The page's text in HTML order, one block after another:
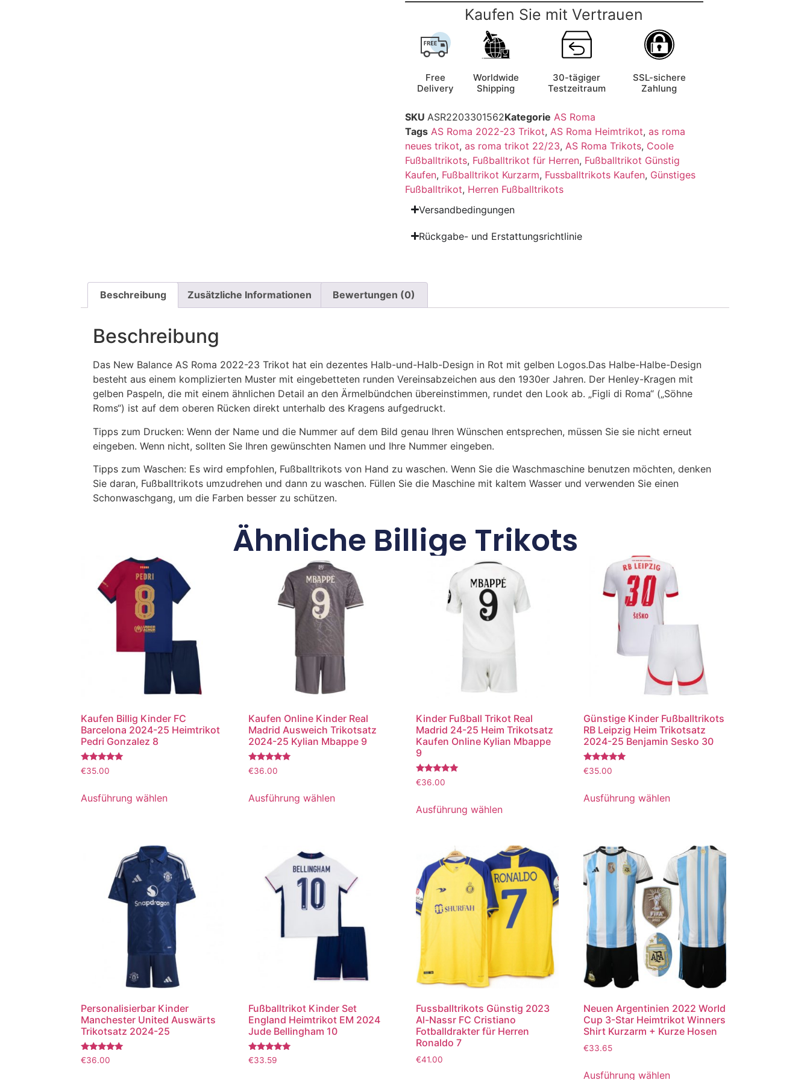
Kaufen Sie mit Vertrauen
Free
Delivery
Worldwide
Shipping
30-tägiger
Testzeitraum
SSL-sichere
Zahlung
SKU ASR2203301562Kategorie AS Roma
Tags AS Roma 2022-23 Trikot, AS Roma Heimtrikot, as roma
neues trikot, as roma trikot 22/23, AS Roma Trikots, Coole
Fußballtrikots, Fußballtrikot für Herren, Fußballtrikot Günstig
Kaufen, Fußballtrikot Kurzarm, Fussballtrikots Kaufen, Günstiges
Fußballtrikot, Herren Fußballtrikots
Versandbedingungen
Rückgabe- und Erstattungsrichtlinie
Beschreibung Zusätzliche Informationen Bewertungen (0)
Beschreibung
Das New Balance AS Roma 2022-23 Trikot hat ein dezentes Halb-und-Halb-Design in Rot mit gelben Logos.Das Halbe-Halbe-Design
besteht aus einem komplizierten Muster mit eingebetteten runden Vereinsabzeichen aus den 1930er Jahren. Der Henley-Kragen mit
gelben Paspeln, die mit einem ähnlichen Detail an den Ärmelbündchen übereinstimmen, rundet den Look ab. „Figli di Roma“ („Söhne
Roms“) ist auf dem oberen Rücken direkt unterhalb des Kragens aufgedruckt.
Tipps zum Drucken: Wenn der Name und die Nummer auf dem Bild genau Ihren Wünschen entsprechen, müssen Sie sie nicht erneut
eingeben. Wenn nicht, sollten Sie Ihren gewünschten Namen und Ihre Nummer eingeben.
Tipps zum Waschen: Es wird empfohlen, Fußballtrikots von Hand zu waschen. Wenn Sie die Waschmaschine benutzen möchten, denken
Sie daran, Fußballtrikots umzudrehen und dann zu waschen. Füllen Sie die Maschine mit kaltem Wasser und verwenden Sie einen
Schonwaschgang, um die Farben besser zu schützen.
Ähnliche Billige Trikots
Kaufen Billig Kinder FC
Barcelona 2024-25 Heimtrikot
Pedri Gonzalez 8
Bewertet
mit
von 5
€35.00
Ausführung wählen
Kaufen Online Kinder Real
Madrid Ausweich Trikotsatz
2024-25 Kylian Mbappe 9
Bewertet
mit
von 5
€36.00
Ausführung wählen
Kinder Fußball Trikot Real
Madrid 24-25 Heim Trikotsatz
Kaufen Online Kylian Mbappe
9
Bewertet
mit
von 5
€36.00
Ausführung wählen
Günstige Kinder Fußballtrikots
RB Leipzig Heim Trikotsatz
2024-25 Benjamin Sesko 30
Bewertet
mit
von 5
€35.00
Ausführung wählen
Personalisierbar Kinder
Manchester United Auswärts
Trikotsatz 2024-25
Bewertet
mit
€36.00
Fußballtrikot Kinder Set
England Heimtrikot EM 2024
Jude Bellingham 10
Bewertet
mit
€33.59
Fussballtrikots Günstig 2023
Al-Nassr FC Cristiano
Fotballdrakter für Herren
Ronaldo 7
€41.00
Neuen Argentinien 2022 World
Cup 3-Star Heimtrikot Winners
Shirt Kurzarm + Kurze Hosen
€33.65
Ausführung wählen